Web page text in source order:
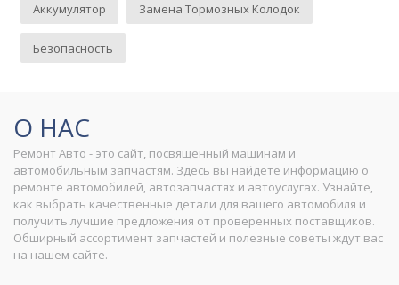
Аккумулятор Замена Тормозных Колодок
Безопасность
О НАС
Ремонт Авто - это сайт, посвященный машинам и
автомобильным запчастям. Здесь вы найдете информацию о
ремонте автомобилей, автозапчастях и автоуслугах. Узнайте,
как выбрать качественные детали для вашего автомобиля и
получить лучшие предложения от проверенных поставщиков.
Обширный ассортимент запчастей и полезные советы ждут вас
на нашем сайте.